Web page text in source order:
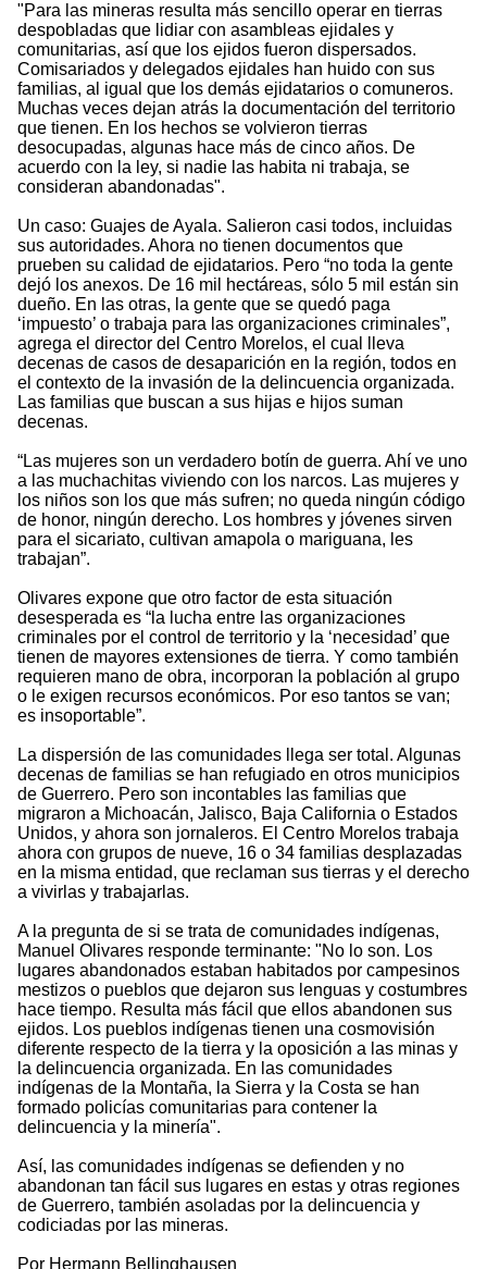
"Para las mineras resulta más sencillo operar en tierras
despobladas que lidiar con asambleas ejidales y
comunitarias, así que los ejidos fueron dispersados.
Comisariados y delegados ejidales han huido con sus
familias, al igual que los demás ejidatarios o comuneros.
Muchas veces dejan atrás la documentación del territorio
que tienen. En los hechos se volvieron tierras
desocupadas, algunas hace más de cinco años. De
acuerdo con la ley, si nadie las habita ni trabaja, se
consideran abandonadas".
Un caso: Guajes de Ayala. Salieron casi todos, incluidas
sus autoridades. Ahora no tienen documentos que
prueben su calidad de ejidatarios. Pero “no toda la gente
dejó los anexos. De 16 mil hectáreas, sólo 5 mil están sin
dueño. En las otras, la gente que se quedó paga
‘impuesto’ o trabaja para las organizaciones criminales”,
agrega el director del Centro Morelos, el cual lleva
decenas de casos de desaparición en la región, todos en
el contexto de la invasión de la delincuencia organizada.
Las familias que buscan a sus hijas e hijos suman
decenas.
“Las mujeres son un verdadero botín de guerra. Ahí ve uno
a las muchachitas viviendo con los narcos. Las mujeres y
los niños son los que más sufren; no queda ningún código
de honor, ningún derecho. Los hombres y jóvenes sirven
para el sicariato, cultivan amapola o mariguana, les
trabajan”.
Olivares expone que otro factor de esta situación
desesperada es “la lucha entre las organizaciones
criminales por el control de territorio y la ‘necesidad’ que
tienen de mayores extensiones de tierra. Y como también
requieren mano de obra, incorporan la población al grupo
o le exigen recursos económicos. Por eso tantos se van;
es insoportable”.
La dispersión de las comunidades llega ser total. Algunas
decenas de familias se han refugiado en otros municipios
de Guerrero. Pero son incontables las familias que
migraron a Michoacán, Jalisco, Baja California o Estados
Unidos, y ahora son jornaleros. El Centro Morelos trabaja
ahora con grupos de nueve, 16 o 34 familias desplazadas
en la misma entidad, que reclaman sus tierras y el derecho
a vivirlas y trabajarlas.
A la pregunta de si se trata de comunidades indígenas,
Manuel Olivares responde terminante: "No lo son. Los
lugares abandonados estaban habitados por campesinos
mestizos o pueblos que dejaron sus lenguas y costumbres
hace tiempo. Resulta más fácil que ellos abandonen sus
ejidos. Los pueblos indígenas tienen una cosmovisión
diferente respecto de la tierra y la oposición a las minas y
la delincuencia organizada. En las comunidades
indígenas de la Montaña, la Sierra y la Costa se han
formado policías comunitarias para contener la
delincuencia y la minería".
Así, las comunidades indígenas se defienden y no
abandonan tan fácil sus lugares en estas y otras regiones
de Guerrero, también asoladas por la delincuencia y
codiciadas por las mineras.
Por Hermann Bellinghausen